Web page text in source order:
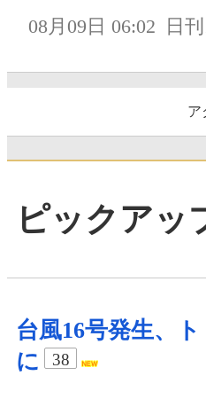
08月09日 06:02 日
ア
ピックアッ
台風16号発生、
に
38